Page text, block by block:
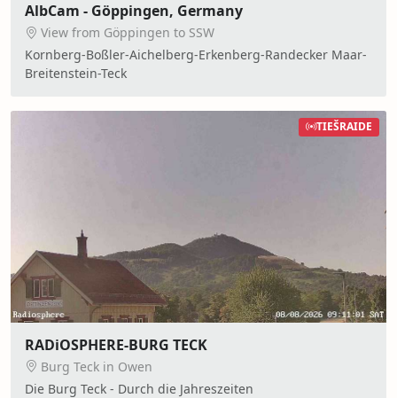
AlbCam - Göppingen, Germany
View from Göppingen to SSW
Kornberg-Boßler-Aichelberg-Erkenberg-Randecker Maar-
Breitenstein-Teck
TIEŠRAIDE
RADiOSPHERE-BURG TECK
Burg Teck in Owen
Die Burg Teck - Durch die Jahreszeiten